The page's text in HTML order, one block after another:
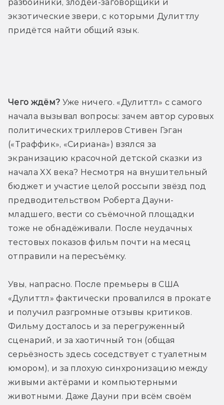
разбойники, злодеи-заговорщики и
экзотические звери, с которыми Дулиттлу
придётся найти общий язык.
Чего ждём? Уже ничего. «Дулиттл» с самого
начала вызывал вопросы: зачем автор суровых
политических триллеров Стивен Гэган
(«Траффик», «Сириана») взялся за
экранизацию красочной детской сказки из
начала XX века? Несмотря на внушительный
бюджет и участие целой россыпи звёзд под
предводительством Роберта Дауни-
младшего, вести со съёмочной площадки
тоже не обнадёживали. После неудачных
тестовых показов фильм почти на месяц
отправили на пересъёмку.
Увы, напрасно. После премьеры в США
«Дулиттл» фактически провалился в прокате
и получил разгромные отзывы критиков.
Фильму досталось и за перегруженный
сценарий, и за хаотичный тон (общая
серьёзность здесь соседствует с туалетным
юмором), и за плохую синхронизацию между
живыми актёрами и компьютерными
животными. Даже Дауни при всём своём